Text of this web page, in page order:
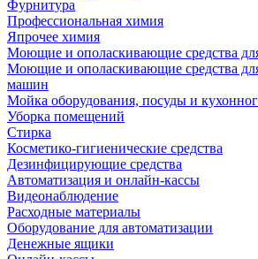
Фурнитура
Профессиональная химия
Япрочее химия
Моющие и ополаскивающие средства
Моющие и ополаскивающие средства
машин
Мойка оборудования, посуды и
Уборка помещений
Стирка
Косметико-гигиенические средства
Дезинфицирующие средства
Автоматизация и онлайн-кассы
Видеонаблюдение
Расходные материалы
Оборудование для автоматизации
Денежные ящики